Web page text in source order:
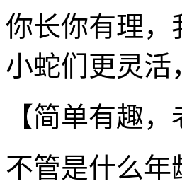
你长你有理，
小蛇们更灵活
【简单有趣
不管是什么年